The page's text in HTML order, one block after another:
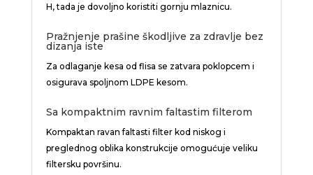
H, tada je dovoljno koristiti gornju mlaznicu.
Pražnjenje prašine škodljive za zdravlje bez
dizanja iste
Za odlaganje kesa od flisa se zatvara poklopcem i
osigurava spoljnom LDPE kesom.
Sa kompaktnim ravnim faltastim filterom
Kompaktan ravan faltasti filter kod niskog i
preglednog oblika konstrukcije omogućuje veliku
filtersku površinu.